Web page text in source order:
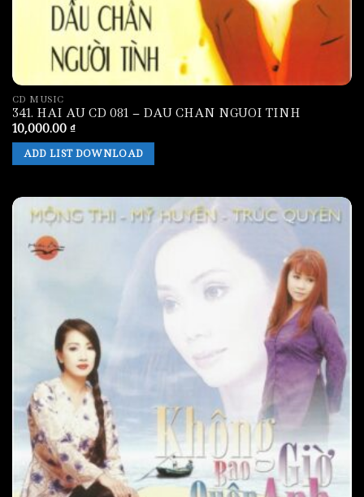
CD MUSIC
341. HAI AU CD 081 – DAU CHAN NGUOI TINH
10,000.00 ₫
ADD LIST DOWNLOAD